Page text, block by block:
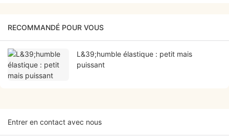
RECOMMANDÉ POUR VOUS
L&39;humble élastique : petit mais
puissant
Entrer en contact avec nous